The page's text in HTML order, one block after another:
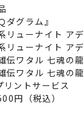
ダグラム』
リューナイト ア
リューナイト ア
伝ワタル 七魂の龍
伝ワタル 七魂の
リントサービス
円（税込）